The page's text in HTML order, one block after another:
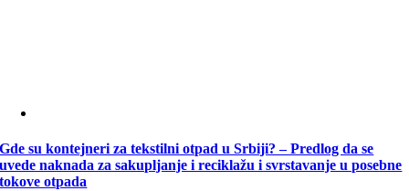
Gde su kontejneri za tekstilni otpad u Srbiji? – Predlog da se
uvede naknada za sakupljanje i reciklažu i svrstavanje u posebne
tokove otpada